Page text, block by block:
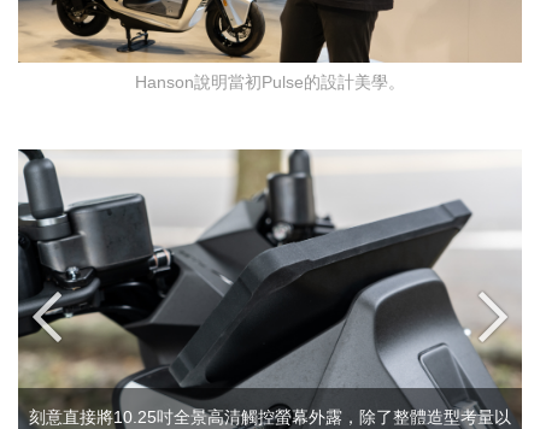
Hanson說明當初Pulse的設計美學。
刻意直接將10.25吋全景高清觸控螢幕外露，除了整體造型考量以